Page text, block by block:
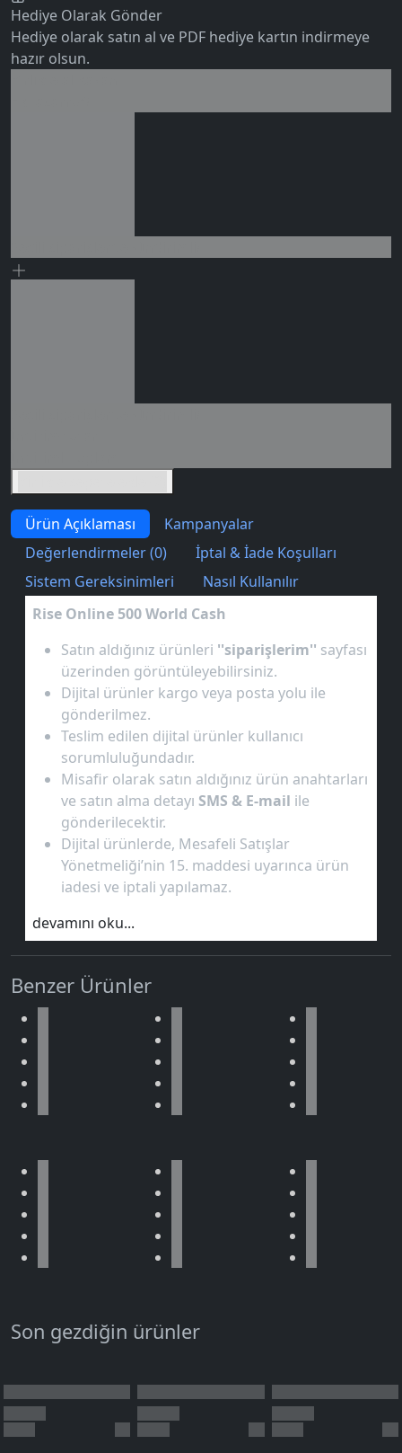
Hediye Olarak Gönder
Hediye olarak satın al ve PDF hediye kartın indirmeye
hazır olsun.
Ürün Açıklaması
Kampanyalar
Değerlendirmeler (0)
İptal & İade Koşulları
Sistem Gereksinimleri
Nasıl Kullanılır
Rise Online 500 World Cash
Satın aldığınız ürünleri ''siparişlerim'' sayfası
üzerinden görüntüleyebilirsiniz.
Dijital ürünler kargo veya posta yolu ile
gönderilmez.
Teslim edilen dijital ürünler kullanıcı
sorumluluğundadır.
Misafir olarak satın aldığınız ürün anahtarları
ve satın alma detayı SMS & E-mail ile
gönderilecektir.
Dijital ürünlerde, Mesafeli Satışlar
Yönetmeliği’nin 15. maddesi uyarınca ürün
iadesi ve iptali yapılamaz.
devamını oku...
Benzer Ürünler
Son gezdiğin ürünler